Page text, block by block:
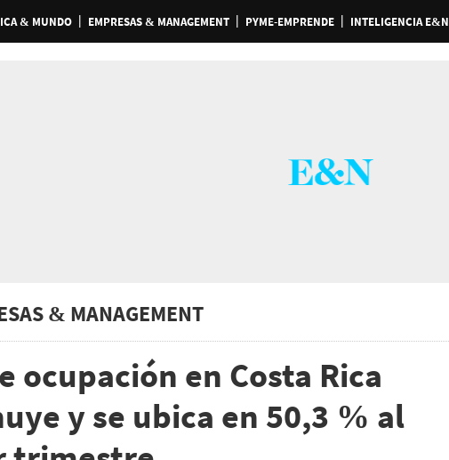
& MUNDO EMPRESAS & MANAGEMENT PYME-EMPRENDE INTELIGENCIA E&N
& MANAGEMENT
ocupación en Costa Rica
y se ubica en 50,3 % al